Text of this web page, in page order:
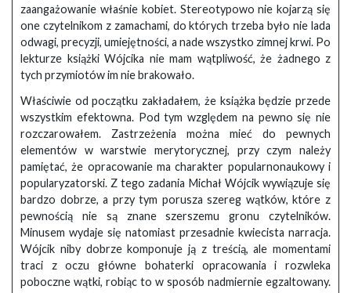
zaangażowanie właśnie kobiet. Stereotypowo nie kojarzą się
one czytelnikom z zamachami, do których trzeba było nie lada
odwagi, precyzji, umiejętności, a nade wszystko zimnej krwi. Po
lekturze książki Wójcika nie mam wątpliwość, że żadnego z
tych przymiotów im nie brakowało.
Właściwie od początku zakładałem, że książka będzie przede
wszystkim efektowna. Pod tym względem na pewno się nie
rozczarowałem. Zastrzeżenia można mieć do pewnych
elementów w warstwie merytorycznej, przy czym należy
pamiętać, że opracowanie ma charakter popularnonaukowy i
popularyzatorski. Z tego zadania Michał Wójcik wywiązuje się
bardzo dobrze, a przy tym porusza szereg wątków, które z
pewnością nie są znane szerszemu gronu czytelników.
Minusem wydaje się natomiast przesadnie kwiecista narracja.
Wójcik niby dobrze komponuje ją z treścią, ale momentami
traci z oczu główne bohaterki opracowania i rozwleka
poboczne wątki, robiąc to w sposób nadmiernie egzaltowany.